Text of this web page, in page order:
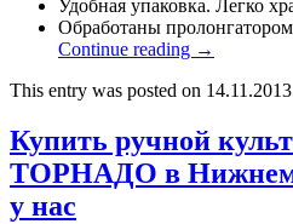
Удобная упаковка. Легко
Обработаны
Continue reading →
This entry was posted on
Купить ручной
ТОРНАДО в Нижнем
у нас